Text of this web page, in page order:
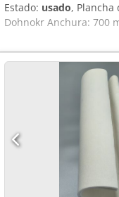
Estado: usado,
Dohnokr Anchura: 700